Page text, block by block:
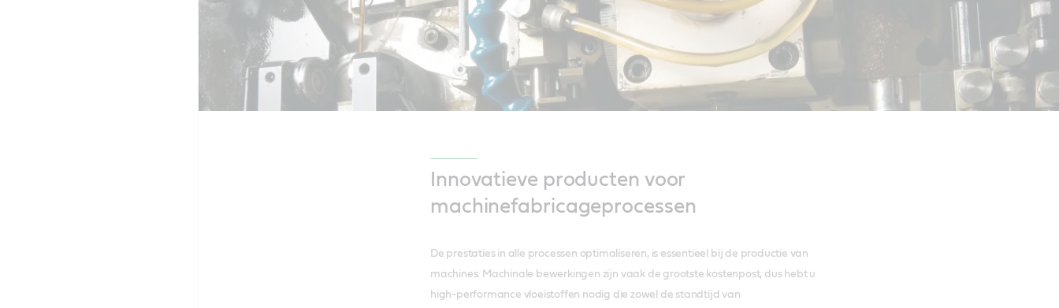
Innovatieve producten voor
machinefabricageprocessen
De prestaties in alle processen optimaliseren, is essentieel bij de productie van
machines. Machinale bewerkingen zijn vaak de grootste kostenpost, dus hebt u
high-performance vloeistoffen nodig die zowel de standtijd van